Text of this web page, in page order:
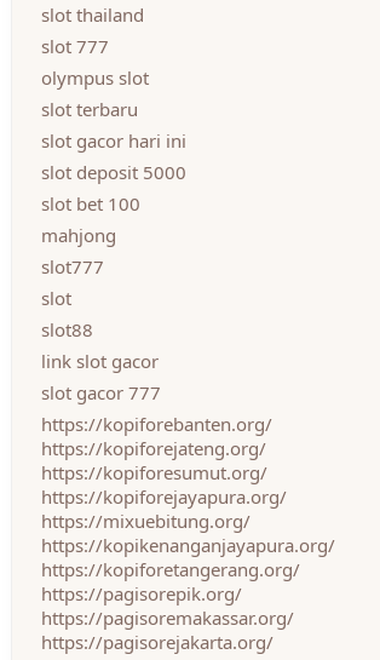
slot thailand
slot 777
olympus slot
slot terbaru
slot gacor hari ini
slot deposit 5000
slot bet 100
mahjong
slot777
slot
slot88
link slot gacor
slot gacor 777
https://kopiforebanten.org/
https://kopiforejateng.org/
https://kopiforesumut.org/
https://kopiforejayapura.org/
https://mixuebitung.org/
https://kopikenanganjayapura.org/
https://kopiforetangerang.org/
https://pagisorepik.org/
https://pagisoremakassar.org/
https://pagisorejakarta.org/